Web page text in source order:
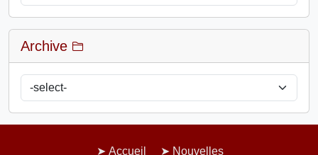
Archive
Accueil Nouvelles